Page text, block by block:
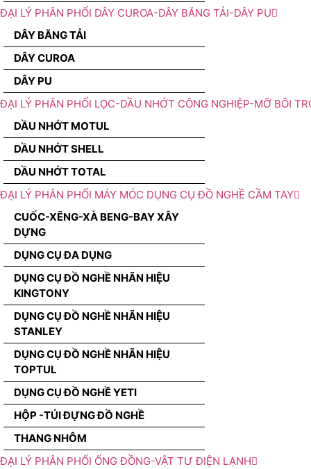
ĐẠI LÝ PHÂN PHỐI DÂY CUROA-DÂY BĂNG TẢI-DÂY PU
DÂY BĂNG TẢI
DÂY CUROA
DÂY PU
ĐẠI LÝ PHÂN PHỐI LỌC-DẦU NHỚT CÔNG NGHIỆP-MỠ BÔI
DẦU NHỚT MOTUL
DẦU NHỚT SHELL
DẦU NHỚT TOTAL
ĐẠI LÝ PHÂN PHỐI MÁY MÓC DỤNG CỤ ĐỒ NGHỀ CẦM TAY
CUỐC-XẼNG-XÀ BENG-BAY XÂY
DỰNG
DỤNG CỤ ĐA DỤNG
DỤNG CỤ ĐỒ NGHỀ NHÃN HIỆU
KINGTONY
DỤNG CỤ ĐỒ NGHỀ NHÃN HIỆU
STANLEY
DỤNG CỤ ĐỒ NGHỀ NHÃN HIỆU
TOPTUL
DỤNG CỤ ĐỒ NGHỀ YETI
HỘP -TÚI ĐỰNG ĐỒ NGHỀ
THANG NHÔM
ĐẠI LÝ PHÂN PHỐI ỐNG ĐỒNG-VẬT TƯ ĐIỆN LẠNH